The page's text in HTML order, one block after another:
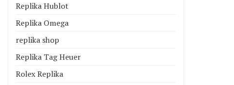
Replika Hublot
Replika Omega
replika shop
Replika Tag Heuer
Rolex Replika